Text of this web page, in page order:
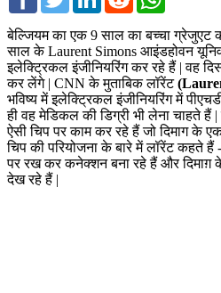
बेल्जियम का एक 9 साल का बच्चा ग्रेजुएट
साल के Laurent Simons आइंडहोवन
इलेक्ट्रिकल इंजीनियरिंग कर रहे हैं | वह
कर लेंगे | CNN के मुताबिक लॉरेंट
भविष्य में इलेक्ट्रिकल इंजीनियरिंग में
ही वह मेडिकल की डिग्री भी लेना चाहते हैं
ऐसी चिप पर काम कर रहे हैं जो दिमाग के एक
चिप की परियोजना के बारे में लॉरेंट कहते
पर रख कर कनेक्शन बना रहे हैं और दिमाग़
देख रहे हैं |